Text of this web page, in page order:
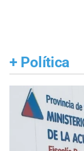
+ Política